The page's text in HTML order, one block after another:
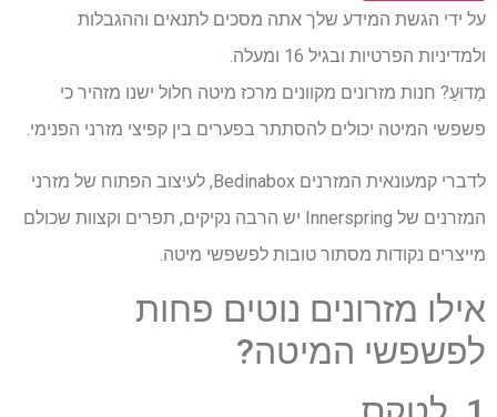
על ידי הגשת המידע שלך אתה מסכים לתנאים וההגבלות
ולמדיניות הפרטיות ובגיל 16 ומעלה.
מַדוּעַ? חנות מזרונים מקוונים מרכז מיטה חלול ישנו מזהיר כי
פשפשי המיטה יכולים להסתתר בפערים בין קפיצי מזרני הפנימי.
לדברי קמעונאית המזרנים Bedinabox, לעיצוב הפתוח של מזרני
המזרנים של Innerspring יש הרבה נקיקים, תפרים וקצוות שכולם
מייצרים נקודות מסתור טובות לפשפשי מיטה.
אילו מזרונים נוטים פחות
לפשפשי המיטה?